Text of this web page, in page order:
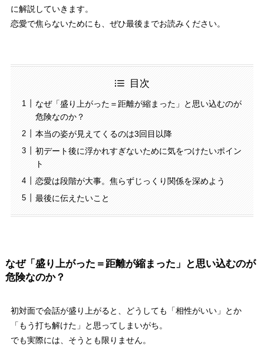
に解説していきます。
恋愛で焦らないためにも、ぜひ最後までお読みください。
目次
なぜ「盛り上がった＝距離が縮まった」と思い込むのが
危険なのか？
本当の姿が見えてくるのは3回目以降
初デート後に浮かれすぎないために気をつけたいポイン
ト
恋愛は段階が大事。焦らずじっくり関係を深めよう
最後に伝えたいこと
なぜ「盛り上がった＝距離が縮まった」と思い込むのが
危険なのか？
初対面で会話が盛り上がると、どうしても「相性がいい」とか
「もう打ち解けた」と思ってしまいがち。
でも実際には、そうとも限りません。